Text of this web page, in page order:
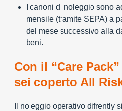
I canoni di noleggio sono
mensile (tramite SEPA) a
del mese successivo alla
beni.
Con il “Care
sei coperto All
Il noleggio operativo difrently